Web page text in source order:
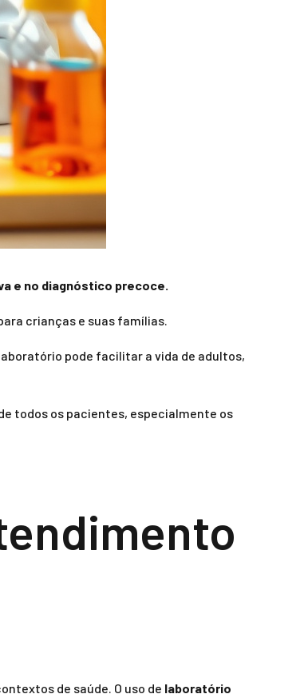
e no diagnóstico precoce.
crianças e suas famílias.
pode facilitar a vida de adultos,
todos os pacientes, especialmente os
de saúde. O uso de laboratório